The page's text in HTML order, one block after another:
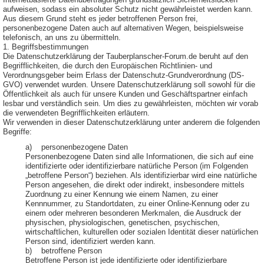
aufweisen, sodass ein absoluter Schutz nicht gewährleistet werden kann.
Aus diesem Grund steht es jeder betroffenen Person frei,
personenbezogene Daten auch auf alternativen Wegen, beispielsweise
telefonisch, an uns zu übermitteln.
1. Begriffsbestimmungen
Die Datenschutzerklärung der Tauberplanscher-Forum.de beruht auf den
Begrifflichkeiten, die durch den Europäischen Richtlinien- und
Verordnungsgeber beim Erlass der Datenschutz-Grundverordnung (DS-
GVO) verwendet wurden. Unsere Datenschutzerklärung soll sowohl für die
Öffentlichkeit als auch für unsere Kunden und Geschäftspartner einfach
lesbar und verständlich sein. Um dies zu gewährleisten, möchten wir vorab
die verwendeten Begrifflichkeiten erläutern.
Wir verwenden in dieser Datenschutzerklärung unter anderem die folgenden
Begriffe:
a) personenbezogene Daten
Personenbezogene Daten sind alle Informationen, die sich auf eine
identifizierte oder identifizierbare natürliche Person (im Folgenden
„betroffene Person“) beziehen. Als identifizierbar wird eine natürliche
Person angesehen, die direkt oder indirekt, insbesondere mittels
Zuordnung zu einer Kennung wie einem Namen, zu einer
Kennnummer, zu Standortdaten, zu einer Online-Kennung oder zu
einem oder mehreren besonderen Merkmalen, die Ausdruck der
physischen, physiologischen, genetischen, psychischen,
wirtschaftlichen, kulturellen oder sozialen Identität dieser natürlichen
Person sind, identifiziert werden kann.
b) betroffene Person
Betroffene Person ist jede identifizierte oder identifizierbare